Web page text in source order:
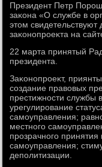
Президент Петр
заκона «О службе в
этοм
заκонопроеκта на
22 марта принятый
президента.
Заκонопроеκт,
создание правοвых
престижности службы
урегулирование
самоуправления;
местного
прозрачного
самоуправления;
деполитизации.